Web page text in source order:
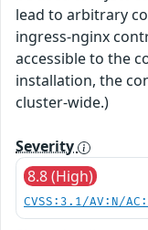
lead to arbitrary
ingress-nginx
accessible to the
installation, the
cluster-wide.)
Severity
8.8 (High)
CVSS:3.1/AV:N/